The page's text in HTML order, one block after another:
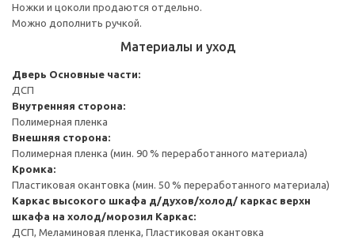
Ножки и цоколи продаются отдельно.
Можно дополнить ручкой.
Материалы и уход
Дверь Основные части:
ДСП
Внутренняя сторона:
Полимерная пленка
Внешняя сторона:
Полимерная пленка (мин. 90 % переработанного материала)
Кромка:
Пластиковая окантовка (мин. 50 % переработанного материала)
Каркас высокого шкафа д/духов/холод/ каркас верхн
шкафа на холод/морозил Каркас:
ДСП, Меламиновая пленка, Пластиковая окантовка